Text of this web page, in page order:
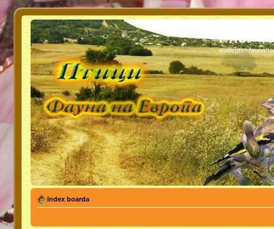
PTICI -
www.ptici-
Index boarda